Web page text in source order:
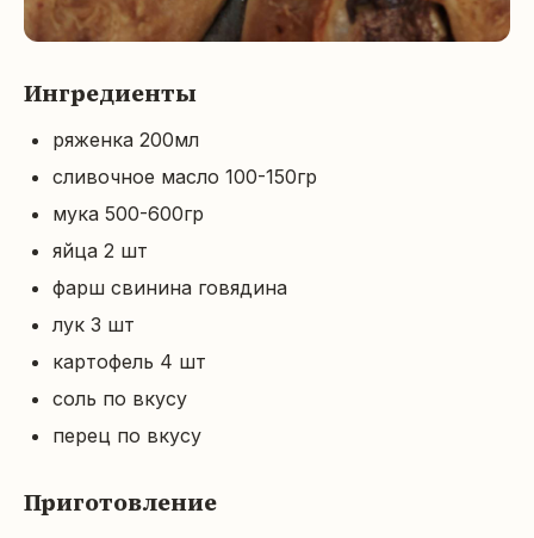
Ингредиенты
ряженка 200мл
сливочное масло 100-150гр
мука 500-600гр
яйца 2 шт
фарш свинина говядина
лук 3 шт
картофель 4 шт
соль по вкусу
перец по вкусу
Приготовление